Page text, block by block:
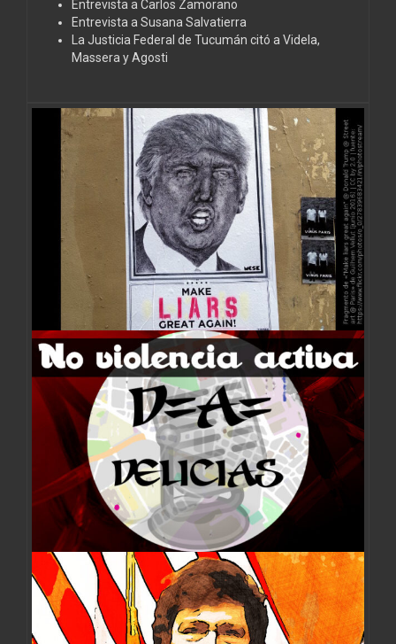
Entrevista a Carlos Zamorano
Entrevista a Susana Salvatierra
La Justicia Federal de Tucumán citó a Videla,
Massera y Agosti